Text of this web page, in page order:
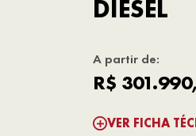
DIESEL
A partir de:
R$
VER FICHA